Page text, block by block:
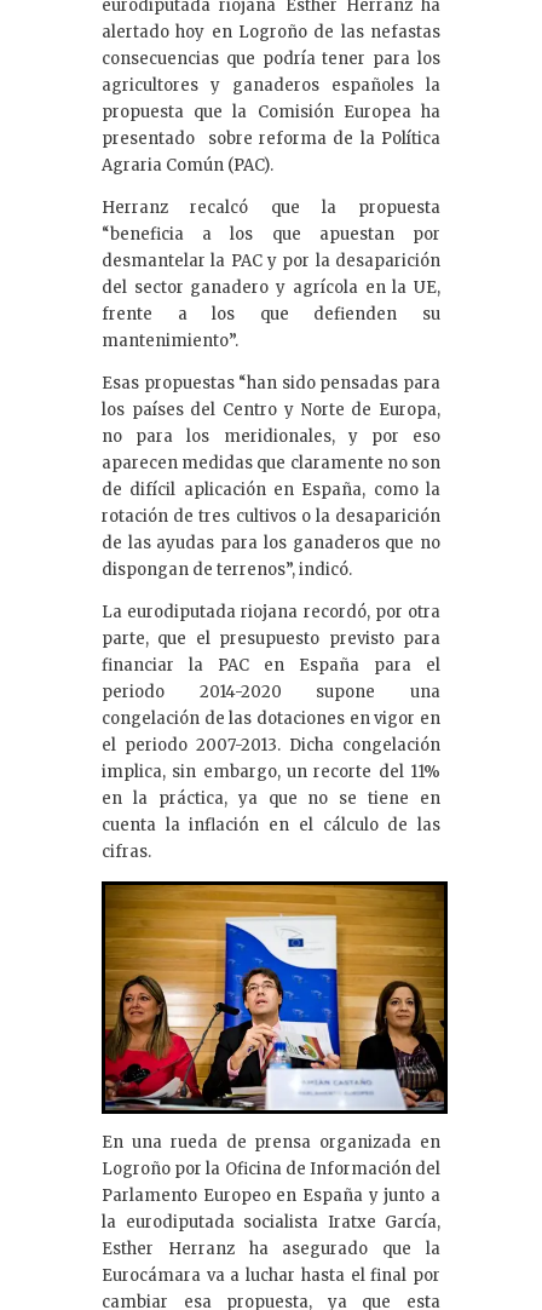
eurodiputada riojana Esther Herranz ha
alertado hoy en Logroño de las nefastas
consecuencias que podría tener para los
agricultores y ganaderos españoles la
propuesta que la Comisión Europea ha
presentado sobre reforma de la Política
Agraria Común (PAC).
Herranz recalcó que la propuesta
“beneficia a los que apuestan por
desmantelar la PAC y por la desaparición
del sector ganadero y agrícola en la UE,
frente a los que defienden su
mantenimiento”.
Esas propuestas “han sido pensadas para
los países del Centro y Norte de Europa,
no para los meridionales, y por eso
aparecen medidas que claramente no son
de difícil aplicación en España, como la
rotación de tres cultivos o la desaparición
de las ayudas para los ganaderos que no
dispongan de terrenos”, indicó.
La eurodiputada riojana recordó, por otra
parte, que el presupuesto previsto para
financiar la PAC en España para el
periodo 2014-2020 supone una
congelación de las dotaciones en vigor en
el periodo 2007-2013. Dicha congelación
implica, sin embargo, un recorte del 11%
en la práctica, ya que no se tiene en
cuenta la inflación en el cálculo de las
cifras.
En una rueda de prensa organizada en
Logroño por la Oficina de Información del
Parlamento Europeo en España y junto a
la eurodiputada socialista Iratxe García,
Esther Herranz ha asegurado que la
Eurocámara va a luchar hasta el final por
cambiar esa propuesta, ya que esta